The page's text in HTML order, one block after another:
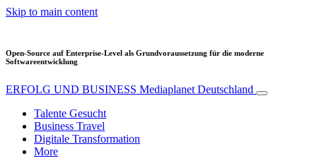
Skip to main content
Open-Source auf Enterprise-Level als Grundvoraussetzung für die moderne
Softwareentwicklung
ERFOLG UND BUSINESS Mediaplanet Deutschland
Talente Gesucht
Business Travel
Digitale Transformation
More